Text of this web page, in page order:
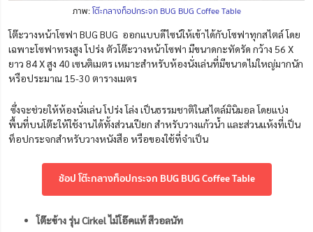
ภาพ:โต๊ะกลางท็อปกระจก BUG BUG Coffee Table
โต๊ะวางหน้าโซฟา BUG BUG ออกแบบดีไซน์ให้เข้าได้กับโซฟาทุกสไตล์ โดย
เฉพาะโซฟาทรงสูง โปร่ง ตัวโต๊ะวางหน้าโซฟา มีขนาดกะทัดรัด กว้าง 56 X
ยาว 84 X สูง 40 เซนติเมตรเหมาะสำหรับห้องนั่งเล่นที่มีขนาดไม่ใหญ่มากนัก
หรือประมาณ 15-30 ตารางเมตร
ซึ่งจะช่วยให้ห้องนั่งเล่น โปร่ง โล่ง เป็นธรรมชาติในสไตล์มินิมอล โดยแบ่ง
พื้นที่บนโต๊ะให้ใช้งานได้ทั้งส่วนเปียก สำหรับวางแก้วน้ำ และส่วนแห้งที่เป็น
ท็อปกระจกสำหรับวางหนังสือ หรือของใช้ที่จำเป็น
ช้อป โต๊ะกลางท็อปกระจก BUG BUG Coffee Table
โต๊ะข้าง รุ่น Cirkel ไม้โอ๊คแท้ สีวอลนัท